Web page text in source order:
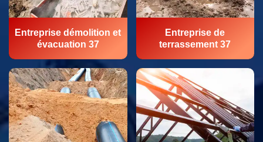
Entreprise démolition et
évacuation 37
Entreprise de
terrassement 37